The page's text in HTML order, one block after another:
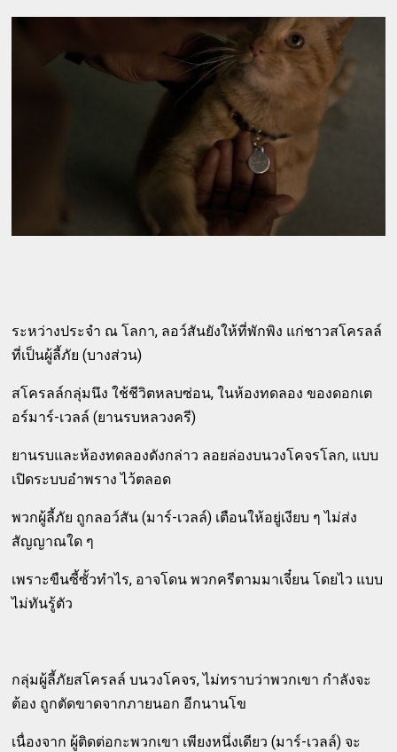
ระหว่างประจำ ณ โลกา, ลอว์สันยังให้ที่พักพิง แก่ชาวสโครลล์
ที่เป็นผู้ลี้ภัย (บางส่วน)
สโครลล์กลุ่มนึง ใช้ชีวิตหลบซ่อน, ในห้องทดลอง ของดอกเต
อร์มาร์-เวลล์ (ยานรบหลวงครี)
ยานรบและห้องทดลองดังกล่าว ลอยล่องบนวงโคจรโลก, แบบ
เปิดระบบอำพราง ไว้ตลอด
พวกผู้ลี้ภัย ถูกลอว์สัน (มาร์-เวลล์) เตือนให้อยู่เงียบ ๆ ไม่ส่ง
สัญญาณใด ๆ
เพราะขืนซี้ซั้วทำไร, อาจโดน พวกครีตามมาเจี๋ยน โดยไว แบบ
ไม่ทันรู้ตัว
กลุ่มผู้ลี้ภัยสโครลล์ บนวงโคจร, ไม่ทราบว่าพวกเขา กำลังจะ
ต้อง ถูกตัดขาดจากภายนอก อีกนานโข
เนื่องจาก ผู้ติดต่อกะพวกเขา เพียงหนึ่งเดียว (มาร์-เวลล์) จะ